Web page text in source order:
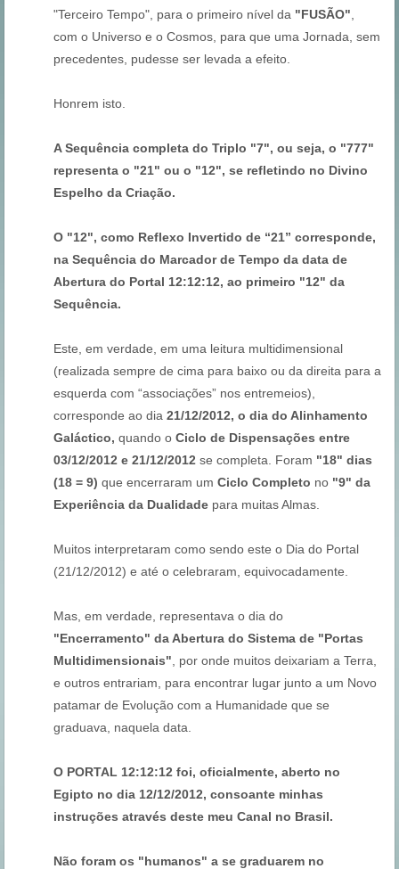
"Terceiro Tempo", para o primeiro nível da "FUSÃO"
com o Universo e o Cosmos, para que uma Jornada, sem
precedentes, pudesse ser levada a efeito.
Honrem isto.
A Sequência completa do Triplo "7", ou seja, o "777"
representa o "21" ou o "12", se refletindo no Divino
Espelho da Criação.
O "12", como Reflexo Invertido de “21” corresponde,
na Sequência do Marcador de Tempo da data de
Abertura do Portal 12:12:12, ao primeiro "12" da
Sequência.
Este, em verdade, em uma leitura multidimensional
(realizada sempre de cima para baixo ou da direita para a
esquerda com “associações” nos entremeios),
corresponde ao dia 21/12/2012, o dia do Alinhamento
Galáctico, quando o Ciclo de Dispensações entre
03/12/2012 e 21/12/2012 se completa. Foram "18" dias
(18 = 9) que encerraram um Ciclo Completo no "9" da
Experiência da Dualidade para muitas Almas.
Muitos interpretaram como sendo este o Dia do Portal
(21/12/2012) e até o celebraram, equivocadamente.
Mas, em verdade, representava o dia do
"Encerramento" da Abertura do Sistema de "Portas
Multidimensionais" , por onde muitos deixariam a Terra,
e outros entrariam, para encontrar lugar junto a um Novo
patamar de Evolução com a Humanidade que se
graduava, naquela data.
O PORTAL 12:12:12 foi, oficialmente, aberto no
Egipto no dia 12/12/2012, consoante minhas
instruções através deste meu Canal no Brasil.
Não foram os "humanos" a se graduarem no